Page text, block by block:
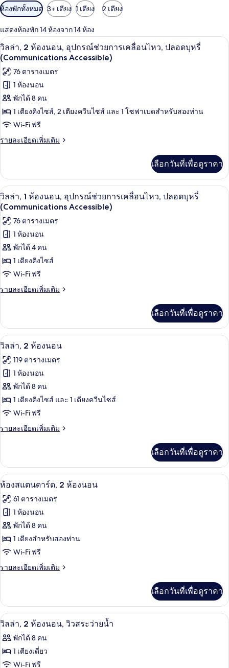
ตัว
กรอง
ที่
มี
ให้
สำหรับ
ห้อง
พัก
ห้องพักทั้งหมด 3+ เตียง 1 เตียง 2 เตียง
แสดงห้องพัก 14 ห้องจาก 14 ห้อง
เปิด
ภาพถ่าย
ทั้งหมด
ของ
วิลล่า,
2
ห้อง
นอน,
ช่วย
การ
เคลื่อนไหว,
ปลอด
บุหรี่
(Communications
Accessible)
ตู้นิรภัยในห้องพัก, พื้นที่ทำงานแบบใช้
15
วิลล่า, 2 ห้องนอน, อุปกรณ์ช่วยการเคลื่อนไหว, ปลอดบุหรี่
(Communications Accessible)
76 ตารางเมตร
1 ห้องนอน
พักได้ 8 คน
1 เตียงคิงไซส์, 2 เตียงควีนไซส์ และ 1 โซฟาเบดสำหรับสองท่าน
Wi-Fi ฟรี
รายละเอียดเพิ่มเติม
ราย
เกี่ยว
กับ
วิลล่า,
2
ห้อง
นอน,
อุปกรณ์
ช่วย
การ
เคลื่อนไหว,
บุหรี่
(Communications
Accessible)
เลือกวันที่เพื่อดูราคา
เปิด
ภาพถ่าย
ทั้งหมด
ของ
วิลล่า,
1
ห้อง
นอน,
ช่วย
การ
เคลื่อนไหว,
ปลอด
บุหรี่
(Communications
Accessible)
ตู้นิรภัยในห้องพัก, พื้นที่ทำงานแบบใช้
2
วิลล่า, 1 ห้องนอน, อุปกรณ์ช่วยการเคลื่อนไหว, ปลอดบุหรี่
(Communications Accessible)
76 ตารางเมตร
1 ห้องนอน
พักได้ 4 คน
1 เตียงคิงไซส์
Wi-Fi ฟรี
รายละเอียดเพิ่มเติม
ราย
เกี่ยว
กับ
วิลล่า,
ห้อง
นอน,
อุปกรณ์
ช่วย
การ
เคลื่อนไหว,
ปลอด
บุหรี่
เลือกวันที่เพื่อดูราคา
เปิด
ภาพถ่าย
ทั้งหมด
ของ
วิลล่า,
2
ห้อง
ตู้นิรภัยในห้องพัก, พื้นที่ทำงานแบบใช้
6
วิลล่า, 2 ห้องนอน
119 ตารางเมตร
1 ห้องนอน
พักได้ 8 คน
1 เตียงคิงไซส์ และ 1 เตียงควีนไซส์
Wi-Fi ฟรี
รายละเอียดเพิ่มเติม
ราย
เกี่ยว
กับ
วิลล่า,
ห้อง
นอน
เลือกวันที่เพื่อดูราคา
เปิด
ภาพถ่าย
ทั้งหมด
ของ
ห้อง
สแตนดาร์ด,
2
ตู้นิรภัยในห้องพัก, พื้นที่ทำงานแบบใช้
10
ห้องสแตนดาร์ด, 2 ห้องนอน
61 ตารางเมตร
1 ห้องนอน
พักได้ 8 คน
1 เตียงสำหรับสองท่าน
Wi-Fi ฟรี
รายละเอียดเพิ่มเติม
ราย
เกี่ยว
กับ
ห้อง
2
ห้อง
เลือกวันที่เพื่อดูราคา
เปิด
ภาพถ่าย
ทั้งหมด
ของ
5
วิลล่า, 2 ห้องนอน, วิวสระว่ายน้ำ
พักได้ 8 คน
1 เตียงเดี่ยว
Wi-Fi ฟรี